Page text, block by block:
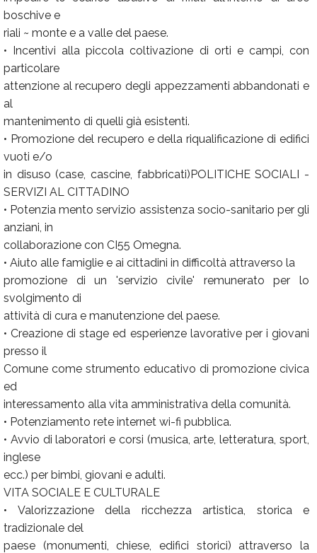
boschive e
riali ~ monte e a valle del paese.
• Incentivi alla piccola coltivazione di orti e campi, con
particolare
attenzione al recupero degli appezzamenti abbandonati e
al
mantenimento di quelli già esistenti.
• Promozione del recupero e della riqualificazione di edifici
vuoti e/o
in disuso (case, cascine, fabbricati)POLITICHE SOCIALI -
SERVIZI AL CITTADINO
• Potenzia mento servizio assistenza socio-sanitario per gli
anziani, in
collaborazione con CI55 Omegna.
• Aiuto alle famiglie e ai cittadini in difficoltà attraverso la
promozione di un 'servizio civile' remunerato per lo
svolgimento di
attività di cura e manutenzione del paese.
• Creazione di stage ed esperienze lavorative per i giovani
presso il
Comune come strumento educativo di promozione civica
ed
interessamento alla vita amministrativa della comunità.
• Potenziamento rete internet wi-fi pubblica.
• Avvio di laboratori e corsi (musica, arte, letteratura, sport,
inglese
ecc.) per bimbi, giovani e adulti.
VITA SOCIALE E CULTURALE
• Valorizzazione della ricchezza artistica, storica e
tradizionale del
paese (monumenti, chiese, edifici storici) attraverso la